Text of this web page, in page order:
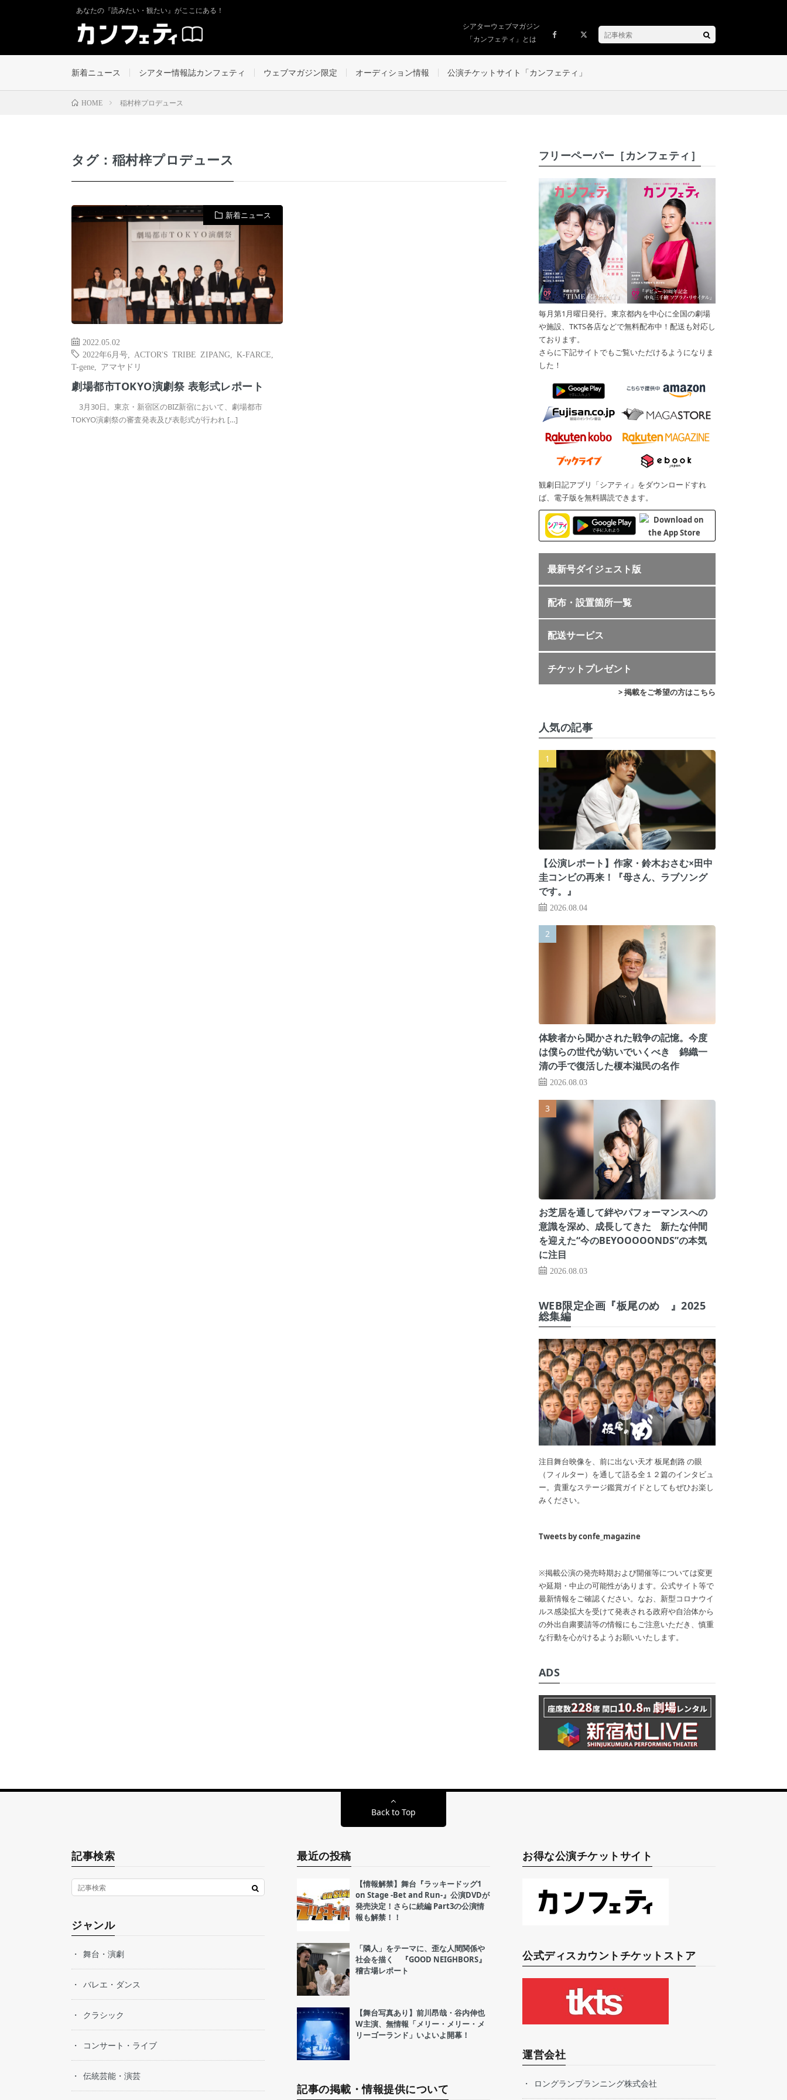
あなたの『読みたい・観たい』がここにある！
シアターウェブマガジン
「カンフェティ」とは
新着ニュース シアター情報誌カンフェティ ウェブマガジン限定 オーディション情報 公演チケットサイト「カンフェティ」
HOME 稲村梓プロデュース
タグ：稲村梓プロデュース
新着ニュース
2022.05.02
2022年6月号
ACTOR'S TRIBE ZIPANG K-FARCE
T-gene
アマヤドリ
劇場都市TOKYO演劇祭 表彰式レポート
3月30日。東京・新宿区のBIZ新宿において、劇場都市
TOKYO演劇祭の審査発表及び表彰式が行われ […]
フリーペーパー［カンフェティ］
毎月第1月曜日発行。東京都内を中心に全国の劇場
や施設、TKTS各店などで無料配布中！配送も対応し
ております。
さらに下記サイトでもご覧いただけるようになりま
した！
観劇日記アプリ「シアティ」をダウンロードすれ
ば、電子版を無料購読できます。
最新号ダイジェスト版
配布・設置箇所一覧
配送サービス
チケットプレゼント
> 掲載をご希望の方はこちら
人気の記事
【公演レポート】作家・鈴木おさむ×田中
圭コンビの再来！『母さん、ラブソング
です。』
2026.08.04
体験者から聞かされた戦争の記憶。今度
は僕らの世代が紡いでいくべき 錦織一
清の手で復活した榎本滋民の名作
2026.08.03
お芝居を通して絆やパフォーマンスへの
意識を深め、成長してきた 新たな仲間
を迎えた“今のBEYOOOOONDS”の本気
に注目
2026.08.03
WEB限定企画『板尾のめ゙』2025
総集編
注目舞台映像を、前に出ない天才 板尾創路 の眼
（フィルター）を通して語る全１２篇のインタビュ
ー。貴重なステージ鑑賞ガイドとしてもぜひお楽し
みください。
Tweets by confe_magazine
※掲載公演の発売時期および開催等については変更
や延期・中止の可能性があります。公式サイト等で
最新情報をご確認ください。なお、新型コロナウイ
ルス感染拡大を受けて発表される政府や自治体から
の外出自粛要請等の情報にもご注意いただき、慎重
な行動を心がけるようお願いいたします。
ADS
Back to Top
記事検索
ジャンル
舞台・演劇
バレエ・ダンス
クラシック
コンサート・ライブ
伝統芸能・演芸
最近の投稿
【情報解禁】舞台『ラッキードッグ1
on Stage -Bet and Run-』公演DVDが
発売決定！さらに続編 Part3の公演情
報も解禁！！
「隣人」をテーマに、歪な人間関係や
社会を描く 『GOOD NEIGHBORS』
稽古場レポート
【舞台写真あり】前川昂哉・谷内伸也
W主演、無情報「メリー・メリー・メ
リーゴーランド」いよいよ開幕！
記事の掲載・情報提供について
お得な公演チケットサイト
公式ディスカウントチケットストア
運営会社
ロングランプランニング株式会社